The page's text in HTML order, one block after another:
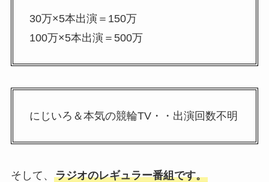
30万×5本出演＝150万
100万×5本出演＝500万
にじいろ＆本気の競輪TV・・出演回数不明
そして、 ラジオのレギュラー番組です。